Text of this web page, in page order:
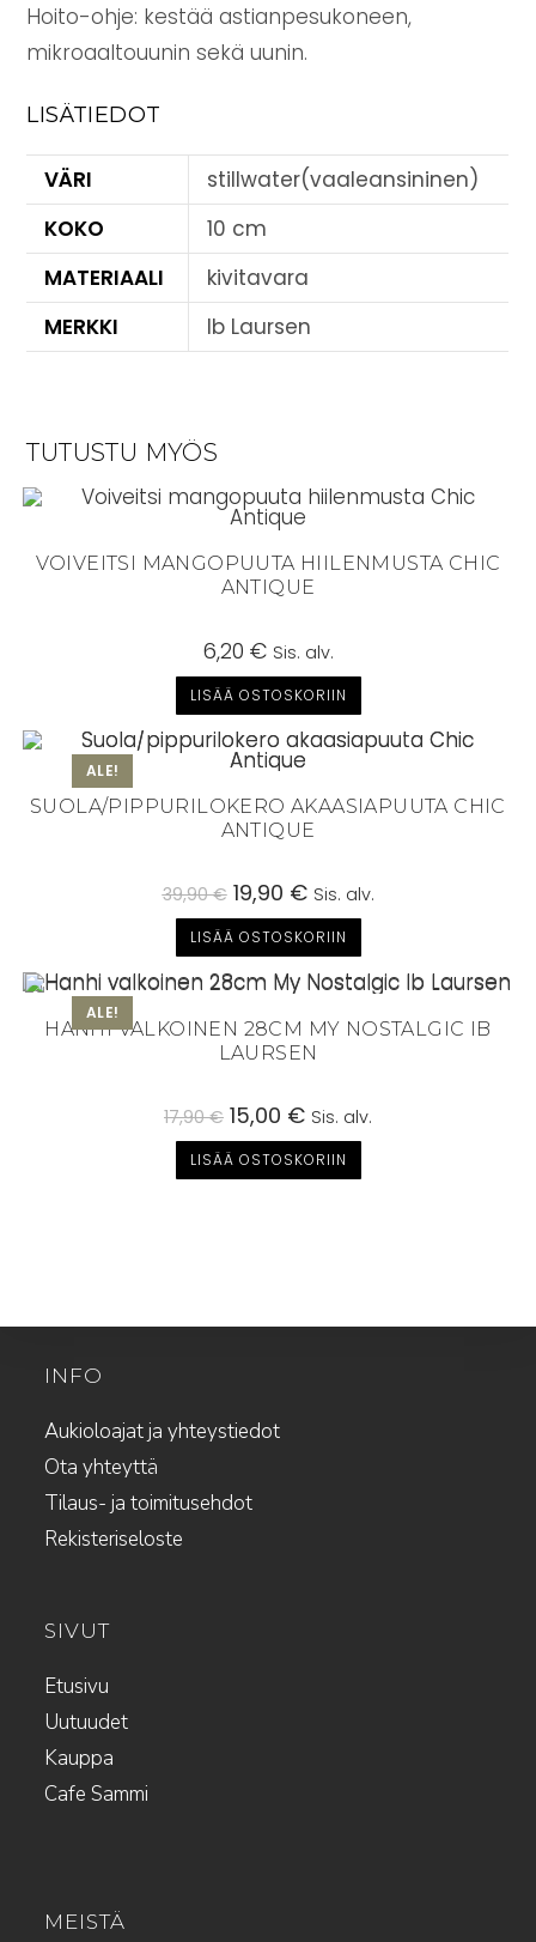
Hoito-ohje: kestää astianpesukoneen,
mikroaaltouunin sekä uunin.
LISÄTIEDOT
VÄRI
stillwater(vaaleansininen)
KOKO
10 cm
MATERIAALI
kivitavara
MERKKI
Ib Laursen
TUTUSTU MYÖS
VOIVEITSI MANGOPUUTA HIILENMUSTA CHIC
ANTIQUE
6,20 € Sis. alv.
LISÄÄ OSTOSKORIIN
ALE!
SUOLA/PIPPURILOKERO AKAASIAPUUTA CHIC
ANTIQUE
39,90€ Alkuperäinen
hinta
oli:
39,90 €.
19,90 €Nykyinen
hinta
on:
19,90 €.
Sis. alv.
LISÄÄ OSTOSKORIIN
ALE!
HANHI VALKOINEN 28CM MY NOSTALGIC IB
LAURSEN
17,90€ Alkuperäinen
hinta
oli:
17,90 €.
15,00 €Nykyinen
hinta
on:
15,00 €.
Sis. alv.
LISÄÄ OSTOSKORIIN
INFO
Aukioloajat ja yhteystiedot
Ota yhteyttä
Tilaus- ja toimitusehdot
Rekisteriseloste
SIVUT
Etusivu
Uutuudet
Kauppa
Cafe Sammi
MEISTÄ